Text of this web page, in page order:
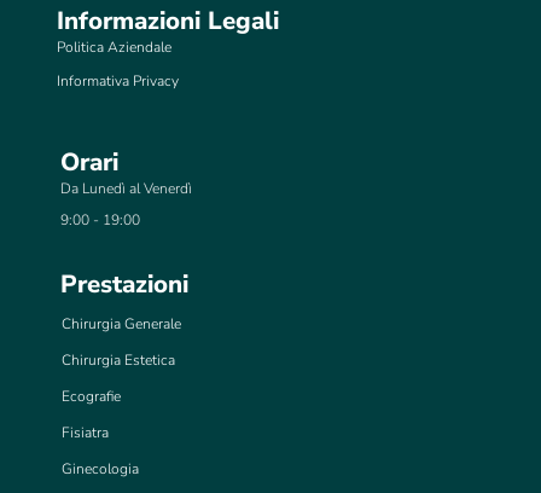
Informazioni Legali
Politica Aziendale
Informativa Privacy
Orari
Da Lunedì al Venerdì
9:00 - 19:00
Prestazioni
Chirurgia Generale
Chirurgia Estetica
Ecografie
Fisiatra
Ginecologia